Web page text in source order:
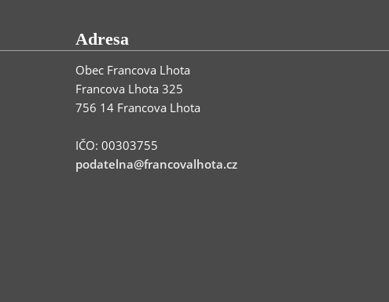
Adresa
Obec Francova Lhota
Francova Lhota 325
756 14 Francova Lhota
IČO: 00303755
podatelna@francovalhota.cz